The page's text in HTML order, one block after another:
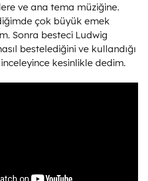
ve ana tema müziğine.
çok büyük emek
Sonra besteci Ludwig
bestelediğini ve kullandığı
kesinlikle dedim.